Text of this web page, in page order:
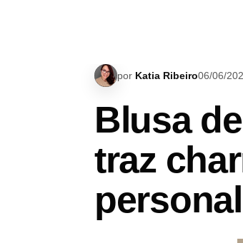
por Katia Ribeiro06/06/
Blusa
traz